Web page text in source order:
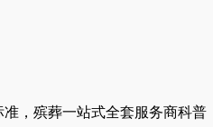
，殡葬一站式全套服务商科普